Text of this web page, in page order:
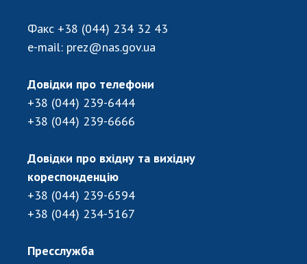
МЕДІА ПРО НАС
КОНТАКТИ
ПРОФСПІЛКА НАН УКРАЇНИ
КАБІНЕТ
Факс +38 (044) 234 32 43
e-mail: prez@nas.gov.ua
Довідки про телефони
+38 (044) 239-6444
+38 (044) 239-6666
Довідки про вхідну та вихідну
кореспонденцію
+38 (044) 239-6594
+38 (044) 234-5167
Пресслужба